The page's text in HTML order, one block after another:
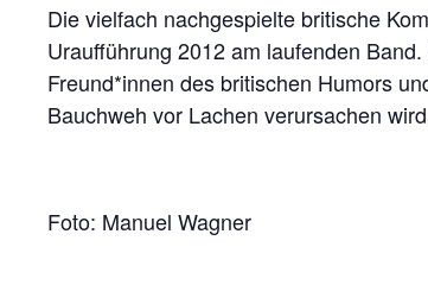
U
F
S
C
L
O
Die vielfach nachgespielte britische
Uraufführung 2012 am laufenden
Freund*innen des britischen Humors
Bauchweh vor Lachen verursachen
Foto: Manuel Wagner